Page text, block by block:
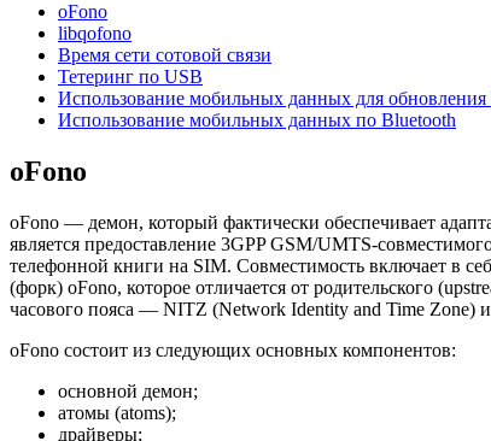
oFono
libqofono
Время сети сотовой связи
Тетеринг по USB
Использование мобильных данных для
Использование мобильных данных по Bluetooth
oFono
oFono — демон, который фактически обеспечивает
является предоставление 3GPP GSM/UMTS-
телефонной книги на SIM. Совместимость включает в
(форк) oFono, которое отличается от родительского
часового пояса — NITZ (Network Identity and Time Zone)
oFono состоит из следующих основных компонентов:
основной демон;
атомы (atoms);
драйверы;